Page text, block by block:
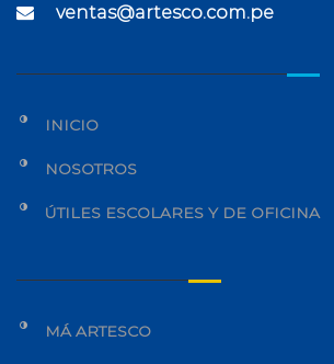
ventas@artesco.com.pe
INICIO
NOSOTROS
ÚTILES ESCOLARES Y DE OFICINA
MÁ ARTESCO